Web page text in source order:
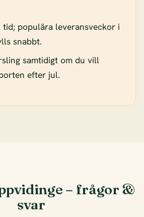
tid; populära leveransveckor i
snabbt.
samtidigt om du vill
efter jul.
– frågor &
svar